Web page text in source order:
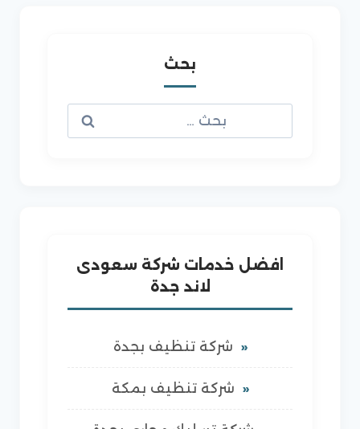
بحث
عن:
افضل خدمات شركة سعودى
لاند جدة
شركة تنظيف بجدة
شركة تنظيف بمكة